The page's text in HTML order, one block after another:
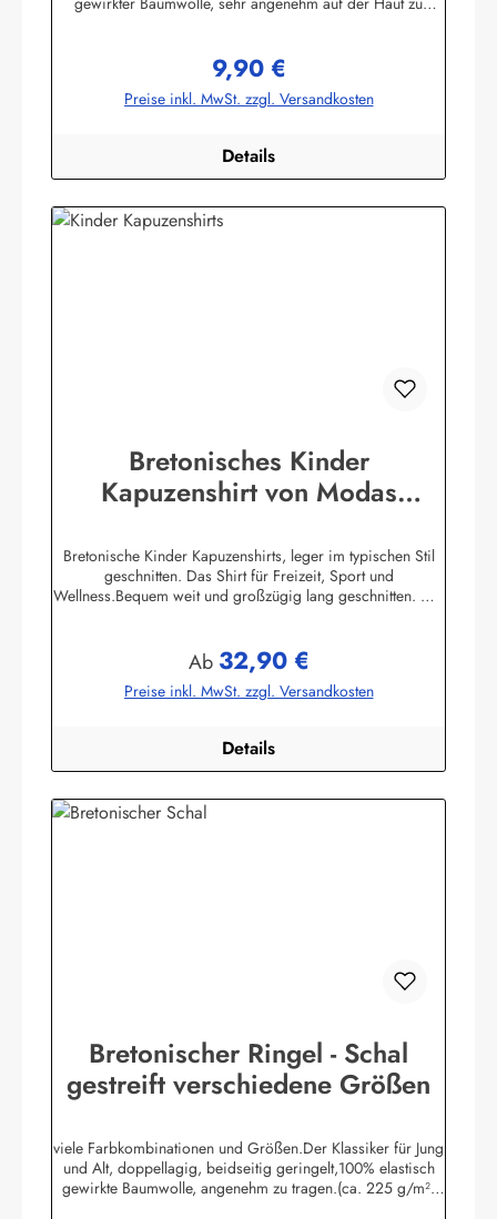
Wittmundinfo@modas-bekleidung.de
Regulärer Preis:
9,90 €
Preise inkl. MwSt. zzgl. Versandkosten
Details
Bretonisches Kinder
Kapuzenshirt von Modas
Bretonische Kinder Kapuzenshirts, leger im typischen Stil
geschnitten. Das Shirt für Freizeit, Sport und
Wellness.Bequem weit und großzügig lang geschnitten. Die
Ärmelbündchen, zwei praktische Seitentaschen100%
Baumwolle, herrlich elastisch gewirkt und angenehm auf der
HautBis Größe 140 ersetzen aus Sicherheitsgründen ein
den Kordelzug in der Kapuze ! Herstellerinformationen:AS
Bekleidungswerk GmbHHeglitzer Str. 1226409
Wittmundinfo@modas-bekleidung.de
Regulärer Preis:
Ab 32,90 €
Preise inkl. MwSt. zzgl. Versandkosten
Details
Bretonischer Ringel - Schal
gestreift verschiedene Größen
viele Farbkombinationen und Größen.Der Klassiker für Jung
und Alt, doppellagig, beidseitig geringelt,100% elastisch
gewirkte Baumwolle, angenehm zu tragen.(ca. 225 g/m²)